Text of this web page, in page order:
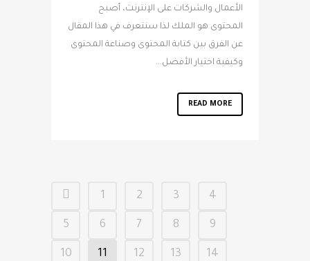
الأعمال والشركات على الإنترنت، أصبح
المحتوى هو الملك لذا سنتعرف في هذا المقال
عن الفرق بين كتابة المحتوى وصناعة المحتوى
وكيفية اختيار الأفضل...
READ MORE
1 2 3 4
5 6 7 8 9
10 11 12 13 14